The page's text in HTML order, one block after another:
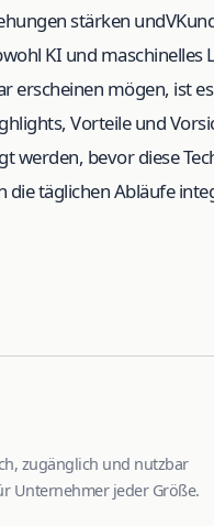
stärken
KI und maschinelles
erscheinen mögen, ist
Vorteile und
werden, bevor diese
die täglichen Abläufe
zugänglich und nutzbar
Unternehmer jeder Größe.